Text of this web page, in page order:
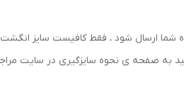
شما ارسال شود ، فقط کافیست
به صفحه ی نحوه سایزگیری در سایت